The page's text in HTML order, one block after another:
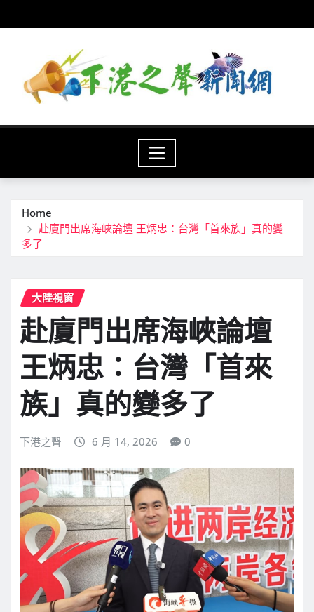
to
Home
赴廈門出席海峽論壇 王炳忠：台灣「首來族」真的變
多了
大陸視窗
赴廈門出席海峽論壇
王炳忠：台灣「首來
族」真的變多了
下港之聲 6 月 14, 2026 0